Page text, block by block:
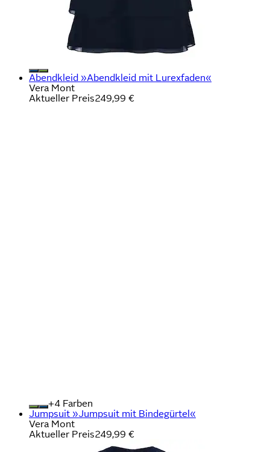
Abendkleid »Abendkleid mit Lurexfaden«
Vera Mont
Aktueller Preis249,99 €
+
Farben
Jumpsuit »Jumpsuit mit Bindegürtel«
Vera Mont
Aktueller Preis249,99 €